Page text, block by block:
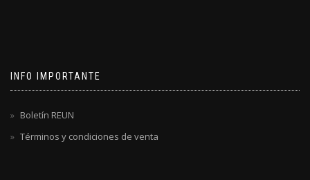
INFO IMPORTANTE
Boletín REUN
Términos y condiciones de venta